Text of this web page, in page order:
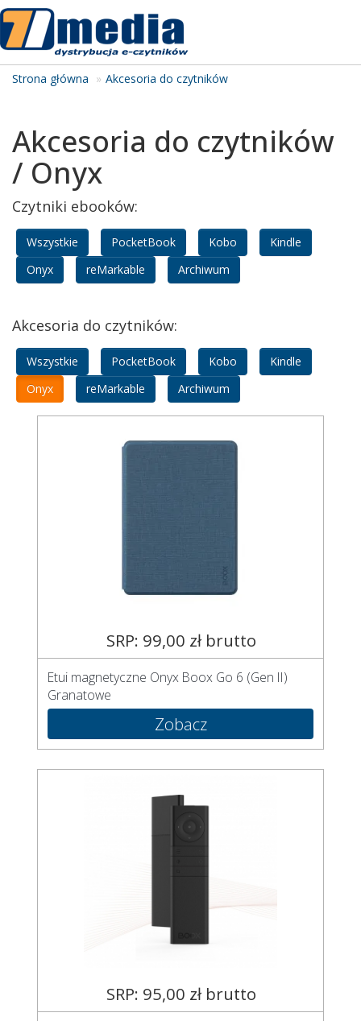
Strona główna Akcesoria do czytników
Akcesoria do czytników
/ Onyx
Czytniki ebooków:
Wszystkie PocketBook Kobo
Kindle
Onyx
reMarkable Archiwum
Akcesoria do czytników:
Wszystkie PocketBook Kobo
Kindle
Onyx
reMarkable Archiwum
SRP: 99,00 zł brutto
Etui magnetyczne Onyx Boox Go 6 (Gen II)
Granatowe
Zobacz
SRP: 95,00 zł brutto